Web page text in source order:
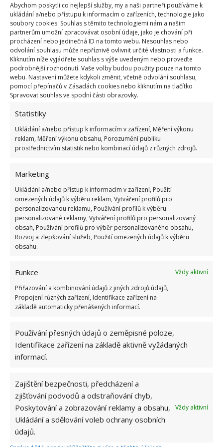
Abychom poskytli co nejlepší služby, my a naši partneři používáme k
ukládání a/nebo přístupu k informacím o zařízeních, technologie jako
soubory cookies. Souhlas s těmito technologiemi nám a našim
partnerům umožní zpracovávat osobní údaje, jako je chování při
procházení nebo jedinečná ID na tomto webu. Nesouhlas nebo
odvolání souhlasu může nepříznivě ovlivnit určité vlastnosti a funkce.
Kliknutím níže vyjádřete souhlas s výše uvedeným nebo proveďte
podrobnější rozhodnutí. Vaše volby budou použity pouze na tomto
webu. Nastavení můžete kdykoli změnit, včetně odvolání souhlasu,
pomocí přepínačů v Zásadách cookies nebo kliknutím na tlačítko
Spravovat souhlas ve spodní části obrazovky.
Statistiky
Ukládání a/nebo přístup k informacím v zařízení, Měření výkonu
reklam, Měření výkonu obsahu, Porozumění publiku
prostřednictvím statistik nebo kombinací údajů z různých zdrojů.
Marketing
Ukládání a/nebo přístup k informacím v zařízení, Použití
omezených údajů k výběru reklam, Vytváření profilů pro
personalizovanou reklamu, Používání profilů k výběru
personalizované reklamy, Vytváření profilů pro personalizovaný
obsah, Používání profilů pro výběr personalizovaného obsahu,
Rozvoj a zlepšování služeb, Použití omezených údajů k výběru
obsahu.
Funkce
Vždy aktivní
Přiřazování a kombinování údajů z jiných zdrojů údajů,
Propojení různých zařízení, Identifikace zařízení na
základě automaticky přenášených informací.
Používání přesných údajů o zeměpisné poloze,
Identifikace zařízení na základě aktivně vyžádaných
informací.
Zajištění bezpečnosti, předcházení a
zjišťování podvodů a odstraňování chyb,
Poskytování a zobrazování reklamy a obsahu,
Ukládání a sdělování voleb ochrany osobních
údajů.
Vždy aktivní
Fotografie: Molly-Anne Langlais-Mailloux a Isabelle Mailloux
Kombinace dřeva a kamene budí velmi přirozený
dojem a je použita také jako základní barevné
provedení obkladů. K chatě náleží ještě přidružené
ubytovávání hostů.
Fotografie: Molly-Anne Langlais-Mailloux a Isabelle Mailloux